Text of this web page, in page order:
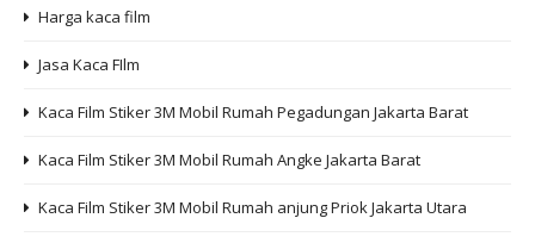
Harga kaca film
Jasa Kaca FIlm
Kaca Film Stiker 3M Mobil Rumah Pegadungan Jakarta Barat
Kaca Film Stiker 3M Mobil Rumah Angke Jakarta Barat
Kaca Film Stiker 3M Mobil Rumah anjung Priok Jakarta Utara